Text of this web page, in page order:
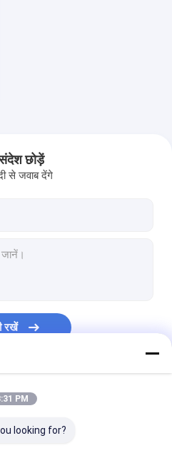
छोड़ें
से जवाब देंगे
रखें
PM
looking for?